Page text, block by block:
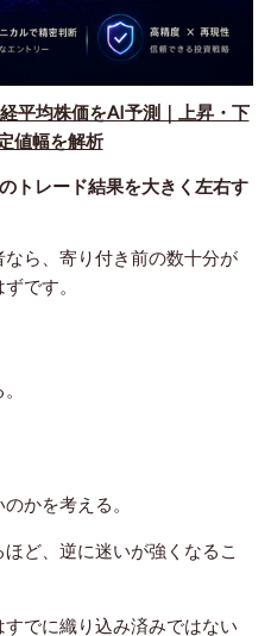
平均株価をAI予測｜上昇・下
値幅を解析
トレード結果を大きく左右す
ら、寄り付き前の数十分が
です。
かを考える。
ど、逆に迷いが強くなるこ
すでに織り込み済みではない